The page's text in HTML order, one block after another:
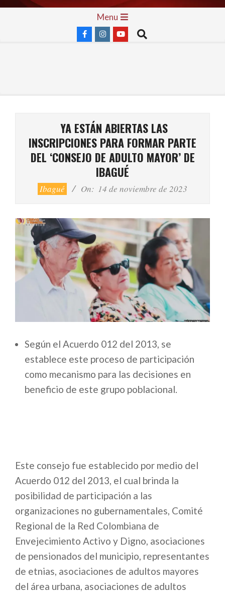
Skip
Menu
Search
YA ESTÁN ABIERTAS LAS
INSCRIPCIONES PARA FORMAR PARTE
DEL ‘CONSEJO DE ADULTO MAYOR’ DE
IBAGUÉ
Ibagué On: 14 de noviembre de 2023
Según el Acuerdo 012 del 2013, se
establece este proceso de participación
como mecanismo para las decisiones en
beneficio de este grupo poblacional.
Este consejo fue establecido por medio del
Acuerdo 012 del 2013, el cual brinda la
posibilidad de participación a las
organizaciones no gubernamentales, Comité
Regional de la Red Colombiana de
Envejecimiento Activo y Digno, asociaciones
de pensionados del municipio, representantes
de etnias, asociaciones de adultos mayores
del área urbana, asociaciones de adultos